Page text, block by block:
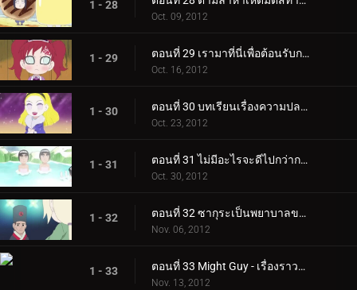
1 - 28
Oct. 09, 2012
1 - 29 ตอนที่ 29 เรามาที่นี่เพื่อต้อนรับกาอาระ! / สุดยอดอาหารฤดูใบไม้ร่วง!
Oct. 16, 2012
1 - 30 ตอนที่ 30 บทเรียนเรื่องความปลอดภัยของชิโนบิในฤดูใบไม้ร่วง! / งานศิลปะของเดอิดาระระเบิดอยู่เสมอ!
Oct. 23, 2012
1 - 31 ตอนที่ 31 ไม่มีอะไรจะดีไปกว่าการอาบน้ำแบบผสม! / วันที่ 27 ตุลาคม เป็นวันเกิดของโอโรจิมารุ…
Oct. 30, 2012
1 - 32 ตอนที่ 32 ซากุระเป็นพยาบาลของฉัน! / หนึ่งโหวตให้ร็อคลี!
Nov. 06, 2012
1 - 33 ตอนที่ 33 Might Guy - เรื่องราวของความรักและเส้นผม / ผู้บรรยายแทน!
Nov. 13, 2012